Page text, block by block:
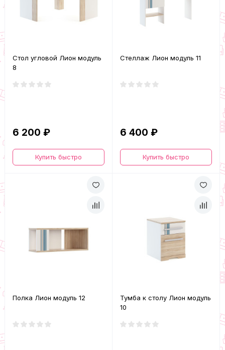
Стол угловой Лион модуль
8
6 200 ₽
Купить быстро
Стеллаж Лион модуль 11
6 400 ₽
Купить быстро
Полка Лион модуль 12
Тумба к столу Лион модуль
10